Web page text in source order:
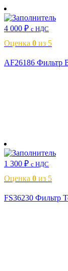
4 000 ₽ с НДС
Оценка 0 из 5
AF26186 Фильтр
1 300 ₽ с НДС
Оценка 0 из 5
FS36230 Фильтр